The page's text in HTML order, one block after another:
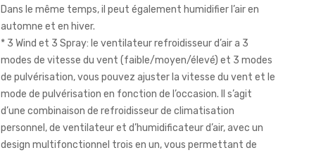
Dans le même temps, il peut également humidifier l’air en
automne et en hiver.
* 3 Wind et 3 Spray: le ventilateur refroidisseur d’air a 3
modes de vitesse du vent (faible/moyen/élevé) et 3 modes
de pulvérisation, vous pouvez ajuster la vitesse du vent et le
mode de pulvérisation en fonction de l’occasion. Il s’agit
d’une combinaison de refroidisseur de climatisation
personnel, de ventilateur et d’humidificateur d’air, avec un
design multifonctionnel trois en un, vous permettant de